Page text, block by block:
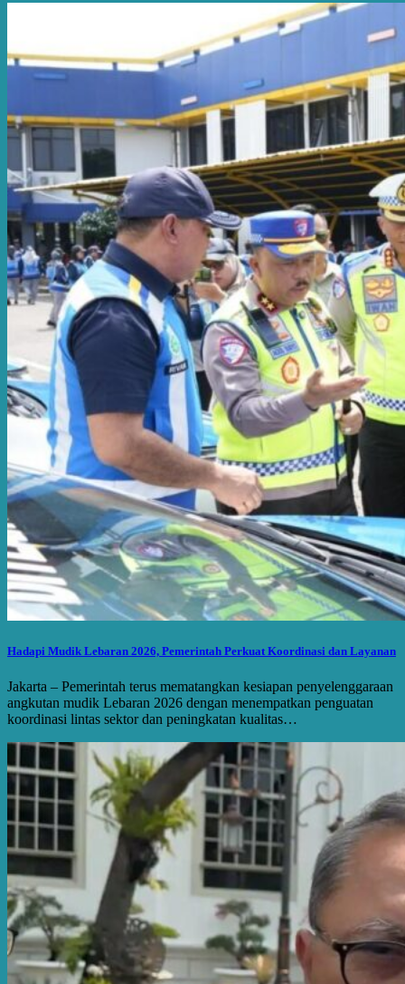
Hadapi Mudik Lebaran 2026, Pemerintah Perkuat Koordinasi dan Layanan
Jakarta – Pemerintah terus mematangkan kesiapan penyelenggaraan
angkutan mudik Lebaran 2026 dengan menempatkan penguatan
koordinasi lintas sektor dan peningkatan kualitas…